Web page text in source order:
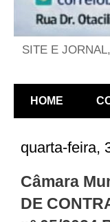
SITE E
HOME
quarta-feira,
Câmara
DE